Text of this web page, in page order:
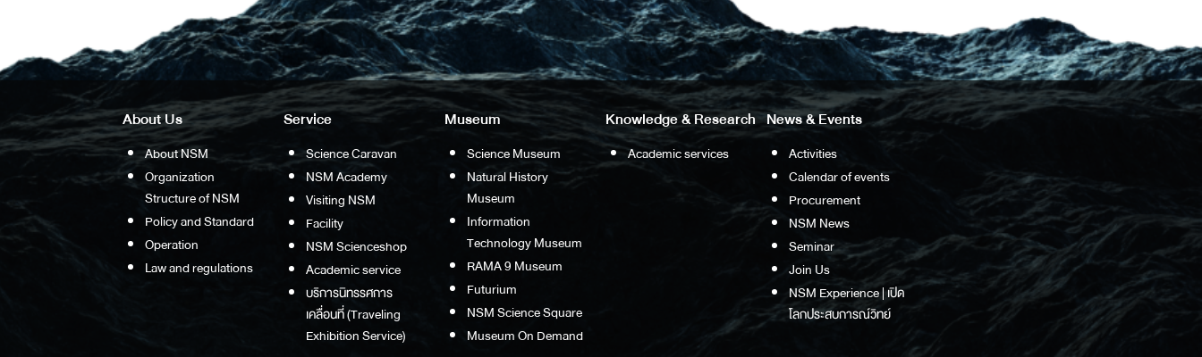
About Us
About NSM
Organization
Structure of NSM
Policy and Standard
Operation
Law and regulations
Service
Science Caravan
NSM Academy
Visiting NSM
Facility
NSM Scienceshop
Academic service
บริการนิทรรศการ
เคลื่อนที่ (Traveling
Exhibition Service)
Museum
Science Museum
Natural History
Museum
Information
Technology Museum
RAMA 9 Museum
Futurium
NSM Science Square
Museum On Demand
Knowledge & Research
Academic services
News & Events
Activities
Calendar of events
Procurement
NSM News
Seminar
Join Us
NSM Experience | เปิด
โลกประสบการณ์วิทย์